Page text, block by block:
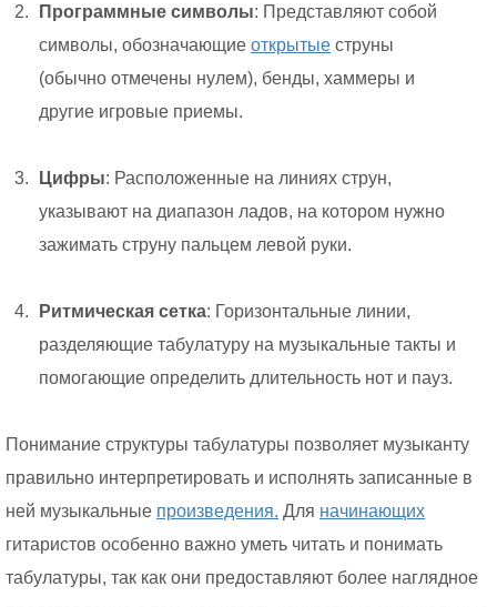
Программные символы: Представляют собой
символы, обозначающие открытые струны
(обычно отмечены нулем), бенды, хаммеры и
другие игровые приемы.
Цифры: Расположенные на линиях струн,
указывают на диапазон ладов, на котором нужно
зажимать струну пальцем левой руки.
Ритмическая сетка: Горизонтальные линии,
разделяющие табулатуру на музыкальные такты и
помогающие определить длительность нот и пауз.
Понимание структуры табулатуры позволяет музыканту
правильно интерпретировать и исполнять записанные в
ней музыкальные произведения. Для начинающих
гитаристов особенно важно уметь читать и понимать
табулатуры, так как они предоставляют более наглядное